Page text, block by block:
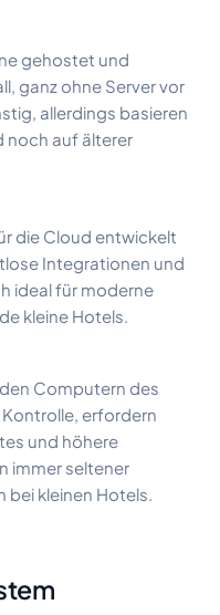
gehostet und
ganz ohne Server vor
allerdings basieren
noch auf älterer
die Cloud entwickelt
Integrationen und
ideal für moderne
kleine Hotels.
Computern des
erfordern
und höhere
immer seltener
bei kleinen Hotels.